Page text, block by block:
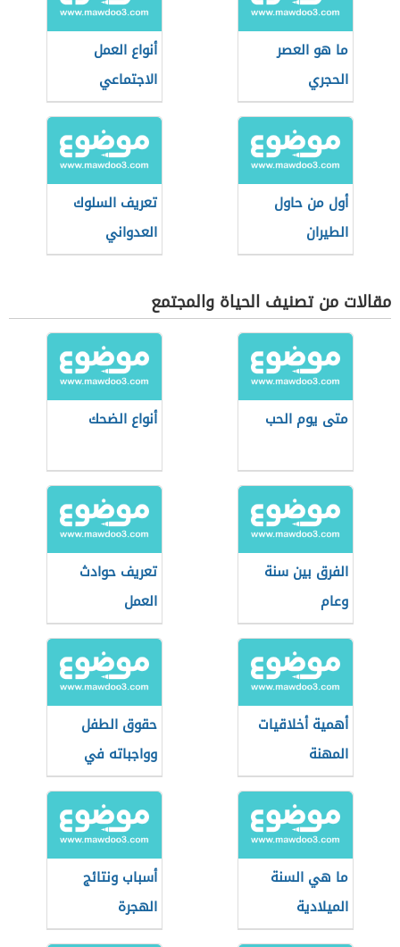
ما هو العصر
الحجري
أنواع العمل
الاجتماعي
أول من حاول
الطيران
تعريف السلوك
العدواني
مقالات من تصنيف الحياة والمجتمع
متى يوم الحب أنواع الضحك
الفرق بين سنة
وعام
تعريف حوادث
العمل
أهمية أخلاقيات
المهنة
حقوق الطفل
وواجباته في
المدرسة
ما هي السنة
الميلادية
أسباب ونتائج
الهجرة